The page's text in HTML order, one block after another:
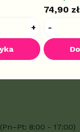
74,90 zł
(Pn–Pt: 8:00 - 17:00)